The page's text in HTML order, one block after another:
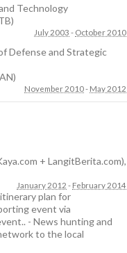
Technology
July 2003 - October 2010
Defense and Strategic
November 2010- May 2012
+ LangitBerita.com),
January 2012 - February 2014
plan for
event via
- News hunting and
to the local